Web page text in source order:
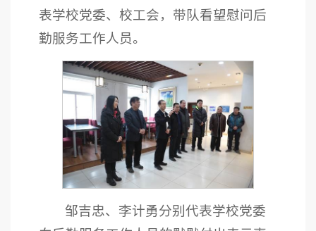
表学校党委、校工会，带队看望慰问后
勤服务工作人员。
邹吉忠、李计勇分别代表学校党委